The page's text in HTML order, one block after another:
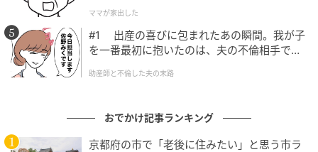
丹波大納言・能登大納言を使用
「小栗最中」の餡には、希少な国産高級小豆である丹
波大納言・能登大納言を使用。大粒で風味豊かなこれ
徹底的にこだわっている。
ママが家出した
#1 出産の喜びに包まれたあの瞬間。我が子
を一番最初に抱いたのは、夫の不倫相手でし
助産師と不倫した夫の末路
おでかけ記事ランキング
京都府の市で「老後に住みたい」と思う市ラ